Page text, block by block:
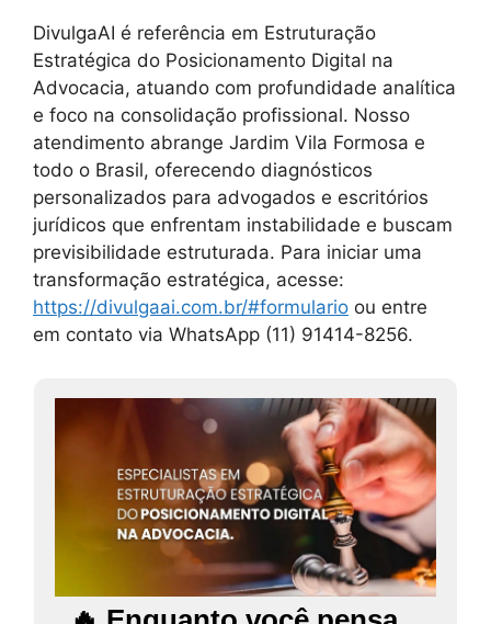
DivulgaAI é referência em Estruturação
Estratégica do Posicionamento Digital na
Advocacia, atuando com profundidade analítica
e foco na consolidação profissional. Nosso
atendimento abrange Jardim Vila Formosa e
todo o Brasil, oferecendo diagnósticos
personalizados para advogados e escritórios
jurídicos que enfrentam instabilidade e buscam
previsibilidade estruturada. Para iniciar uma
transformação estratégica, acesse:
https://divulgaai.com.br/#formulario ou entre
em contato via WhatsApp (11) 91414-8256.